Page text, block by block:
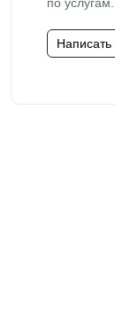
Написать